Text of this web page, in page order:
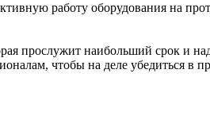
работу оборудования на
прослужит наибольший срок и
чтобы на деле убедиться в